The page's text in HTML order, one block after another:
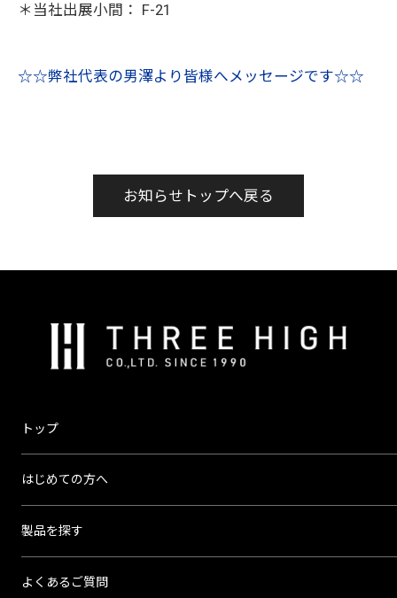
＊当社出展⼩間： F-21
☆☆弊社代表の男澤より皆様へメッセージです☆☆
お知らせトップへ戻る
式
ス
ハ
イ
トップ
はじめての方へ
製品を探す
よくあるご質問